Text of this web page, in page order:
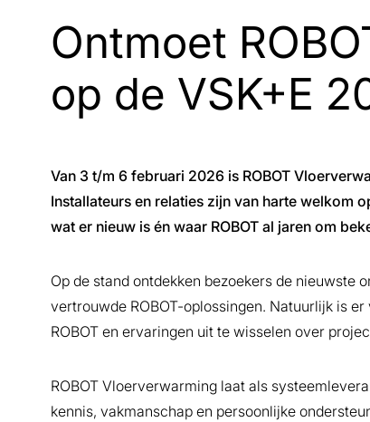
Ontmoet
op de VSK+E
Van 3 t/m 6 februari 2026 is ROBOT
Installateurs en relaties zijn van harte welkom
wat er nieuw is én waar ROBOT al jaren om
Op de stand ontdekken bezoekers de nieuwste
vertrouwde ROBOT-oplossingen. Natuurlijk is
ROBOT en ervaringen uit te wisselen over
ROBOT Vloerverwarming laat als
kennis, vakmanschap en persoonlijke